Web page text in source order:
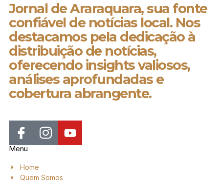
Jornal de Araraquara, sua fonte
confiável de notícias local. Nos
destacamos pela dedicação à
distribuição de notícias,
oferecendo insights valiosos,
análises aprofundadas e
cobertura abrangente.
Menu
Home
Quem Somos